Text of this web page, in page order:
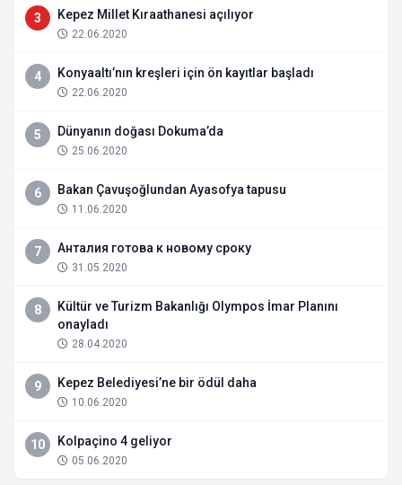
3 Kepez Millet Kıraathanesi açılıyor
22.06.2020
4 Konyaaltı’nın kreşleri için ön kayıtlar başladı
22.06.2020
5 Dünyanın doğası Dokuma’da
25.06.2020
6 Bakan Çavuşoğlundan Ayasofya tapusu
11.06.2020
7 Анталия готова к новому сроку
31.05.2020
8
Kültür ve Turizm Bakanlığı Olympos İmar Planını
onayladı
28.04.2020
9 Kepez Belediyesi’ne bir ödül daha
10.06.2020
10 Kolpaçino 4 geliyor
05.06.2020